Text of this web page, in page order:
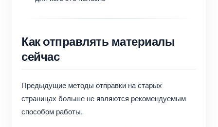
Как отправлять материалы
сейчас
Предыдущие методы отправки на старых
страницах больше не являются рекомендуемым
способом работы.